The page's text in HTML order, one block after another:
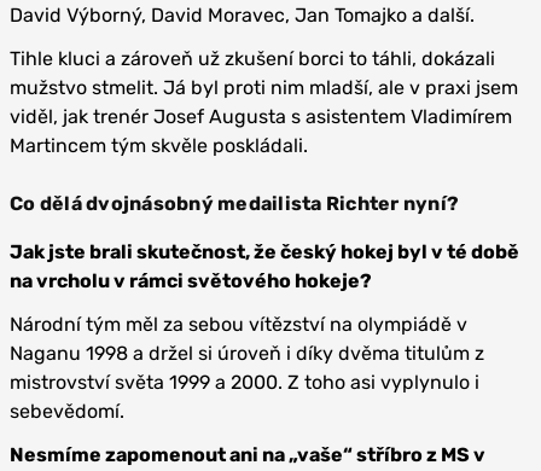
David Výborný, David Moravec, Jan Tomajko a další.
Tihle kluci a zároveň už zkušení borci to táhli, dokázali
mužstvo stmelit. Já byl proti nim mladší, ale v praxi jsem
viděl, jak trenér Josef Augusta s asistentem Vladimírem
Martincem tým skvěle poskládali.
Co dělá dvojnásobný medailista Richter nyní?
Jak jste brali skutečnost, že český hokej byl v té době
na vrcholu v rámci světového hokeje?
Národní tým měl za sebou vítězství na olympiádě v
Naganu 1998 a držel si úroveň i díky dvěma titulům z
mistrovství světa 1999 a 2000. Z toho asi vyplynulo i
sebevědomí.
Nesmíme zapomenout ani na „vaše“ stříbro z MS v